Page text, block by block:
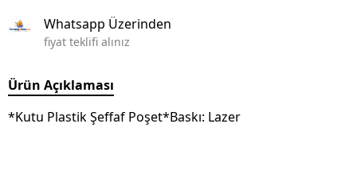
Whatsapp Üzerinden
fiyat teklifi alınız
Ürün Açıklaması
*Kutu Plastik Şeffaf Poşet*Baskı: Lazer